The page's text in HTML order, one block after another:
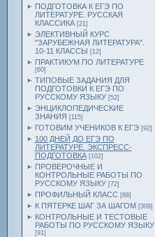
ПОДГОТОВКА К ЕГЭ ПО
ЛИТЕРАТУРЕ. РУССКАЯ
КЛАССИКА [21]
ЭЛЕКТИВНЫЙ КУРС
"ЗАРУБЕЖНАЯ ЛИТЕРАТУРА".
10-11 КЛАССЫ [12]
ПРАКТИКУМ ПО ЛИТЕРАТУРЕ
[60]
ТИПОВЫЕ ЗАДАНИЯ ДЛЯ
ПОДГОТОВКИ К ЕГЭ ПО
РУССКОМУ ЯЗЫКУ [52]
ЭНЦИКЛОПЕДИЧЕСКИЕ
ЗНАНИЯ [115]
ГОТОВИМ УЧЕНИКОВ К ЕГЭ [92]
100 ДНЕЙ ДО ЕГЭ ПО
ЛИТЕРАТУРЕ. ЭКСПРЕСС-
ПОДГОТОВКА [102]
ПРОВЕРОЧНЫЕ И
КОНТРОЛЬНЫЕ РАБОТЫ ПО
РУССКОМУ ЯЗЫКУ [72]
ПРОФИЛЬНЫЙ КЛАСС [68]
К ПЯТЕРКЕ ШАГ ЗА ШАГОМ [309]
КОНТРОЛЬНЫЕ И ТЕСТОВЫЕ
РАБОТЫ ПО РУССКОМУ ЯЗЫКУ
[91]